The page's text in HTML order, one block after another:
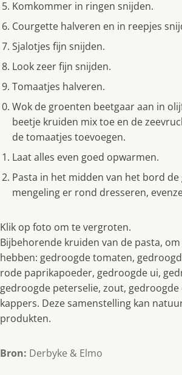
Komkommer in ringen snijden.
Courgette halveren en in reepjes
Sjalotjes fijn snijden.
Look zeer fijn snijden.
Tomaatjes halveren.
Wok de groenten beetgaar aan in
beetje kruiden mix toe en de
de tomaatjes toevoegen.
Laat alles even goed opwarmen.
Pasta in het midden van het bord
mengeling er rond dresseren,
Klik op foto om te vergroten.
Bijbehorende kruiden van de pasta,
hebben: gedroogde tomaten,
rode paprikapoeder, gedroogde ui,
gedroogde peterselie, zout,
kappers. Deze samenstelling kan
produkten.
Bron: Derbyke & Elmo